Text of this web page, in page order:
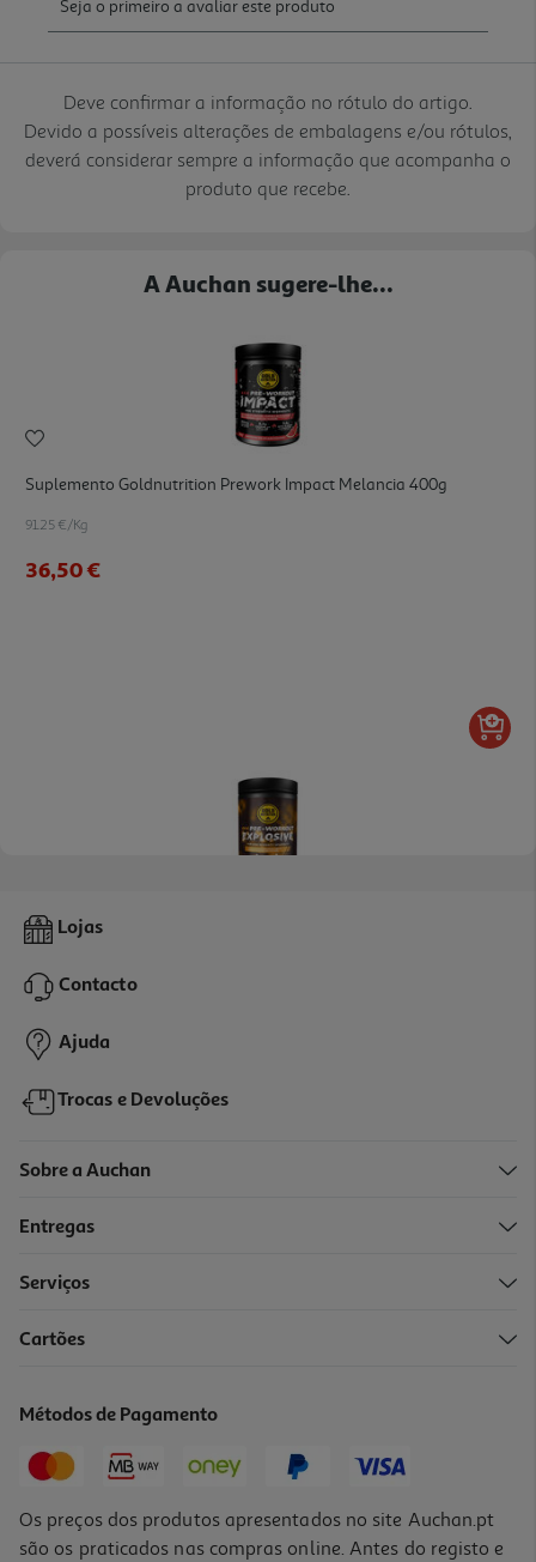
Deve confirmar a informação no rótulo do artigo.
Devido a possíveis alterações de embalagens e/ou rótulos,
deverá considerar sempre a informação que acompanha o
produto que recebe.
A Auchan sugere-lhe...
Suplemento Goldnutrition Prework Impact Melancia 400g
91.25 €/Kg
36,50 €
Suplemento Goldnutrition Prework Explosive Laranja 1kg
43,99 €
Lojas
Contacto
Ajuda
Trocas e Devoluções
Sobre a Auchan
Entregas
Serviços
Cartões
Métodos de Pagamento
Os preços dos produtos apresentados no site Auchan.pt
são os praticados nas compras online. Antes do registo e